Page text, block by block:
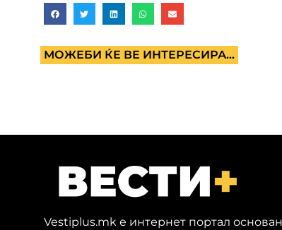
МОЖЕБИ ЌЕ ВЕ ИНТЕРЕСИРА...
Vestiplus.mk е интернет портал